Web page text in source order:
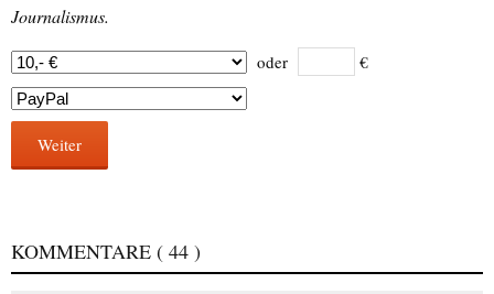
Journalismus.
oder €
Weiter
KOMMENTARE ( 44 )